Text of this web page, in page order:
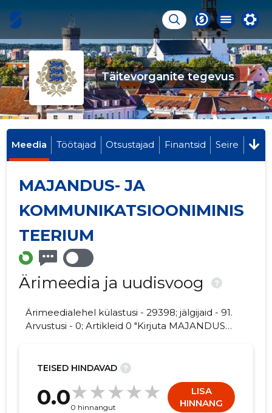
Täitevorganite tegevus
Meedia Töötajad Otsustajad Finantsid Seire
MAJANDUS- JA
KOMMUNIKATSIOONIMINIS
TEERIUM
Ärimeedia ja uudisvoog ?
Ärimeedialehel külastusi - 29398; jälgijaid - 91.
Arvustusi - 0; Artikleid 0 "Kirjuta MAJANDUS-
TEISED HINDAVAD ?
0.00 hinnangut
LISA
HINNANG